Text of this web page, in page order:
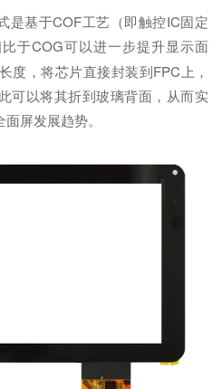
是基于COF工艺（即触控IC固定
于COG可以进一步提升显示面
度，将芯片直接封装到FPC上，
可以将其折到玻璃背面，从而实
屏发展趋势。